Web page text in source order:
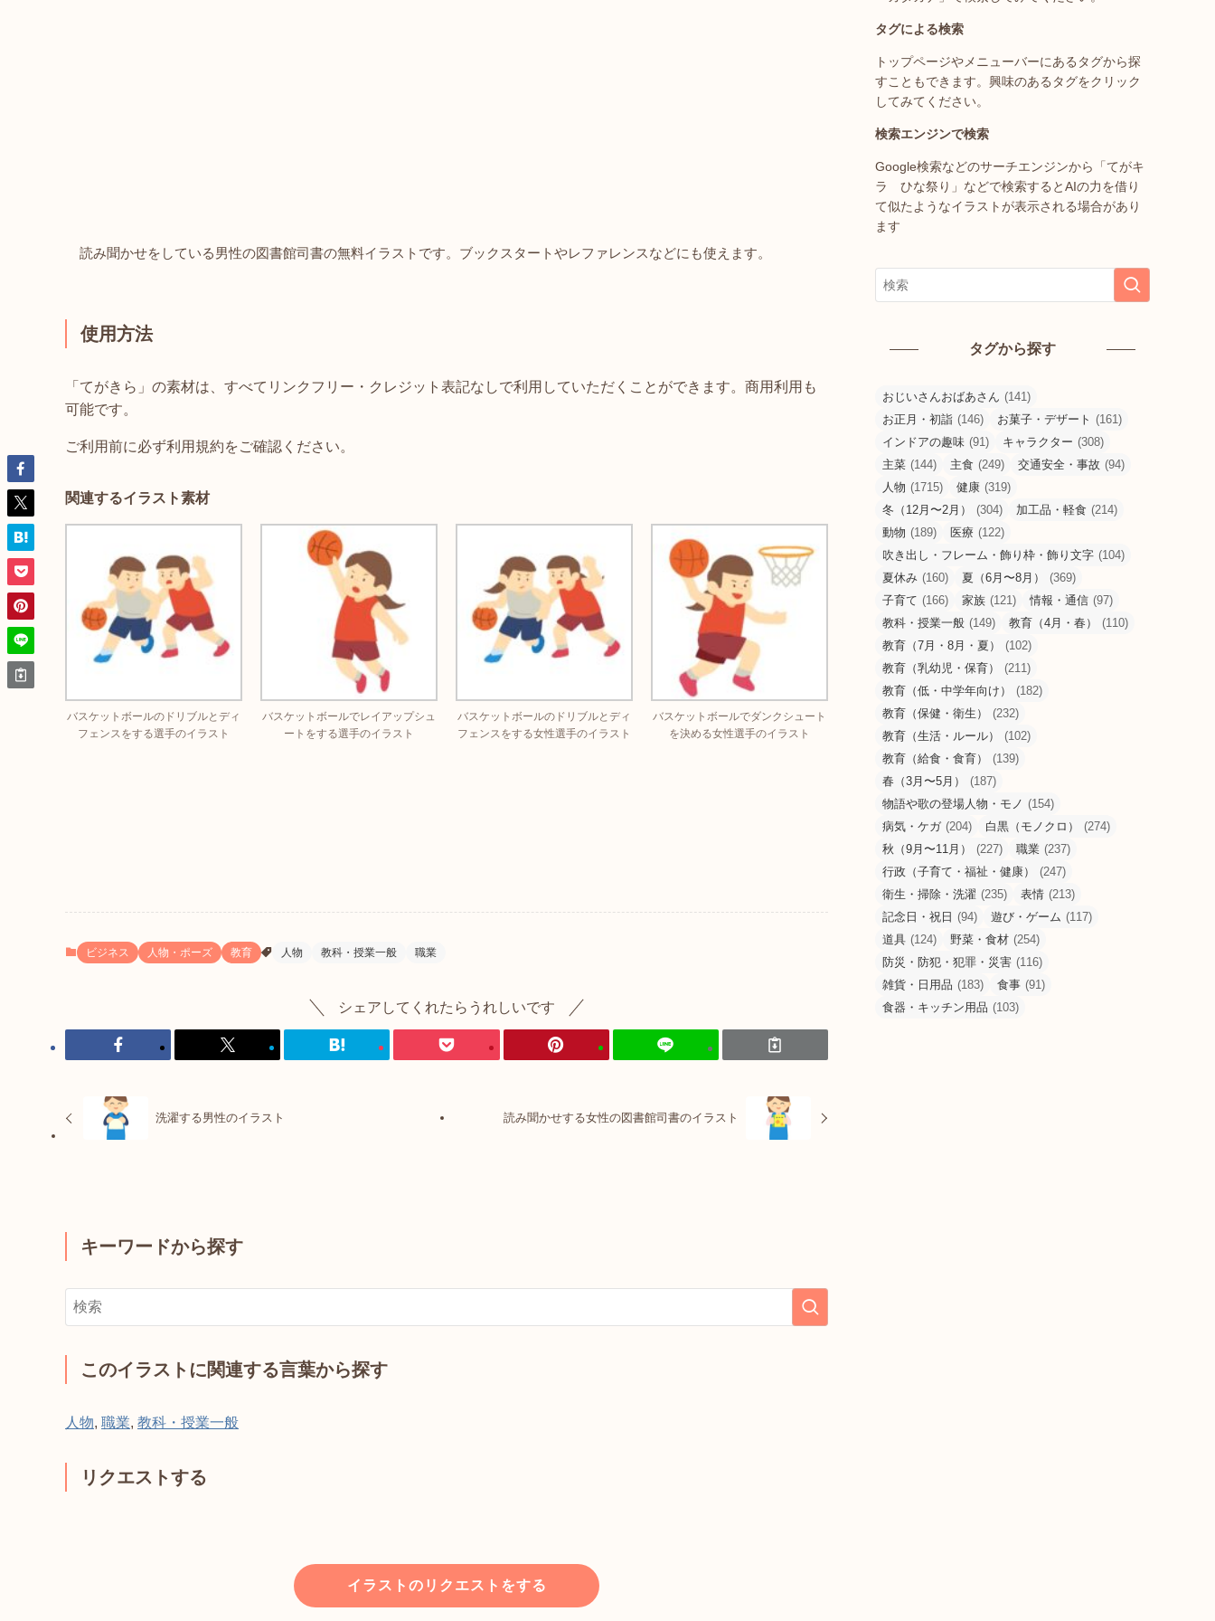
読み聞かせをしている男性の図書館司書の無料イラストです。ブックスタートやレファレンスなどにも使えます。
使用方法
「てがきら」の素材は、すべてリンクフリー・クレジット表記なしで利用していただくことができます。商用利用も
可能です。
ご利用前に必ず利用規約をご確認ください。
関連するイラスト素材
バスケットボールのドリブルとディ
フェンスをする選手のイラスト
バスケットボールでレイアップシュ
ートをする選手のイラスト
バスケットボールのドリブルとディ
フェンスをする女性選手のイラスト
バスケットボールでダンクシュート
を決める女性選手のイラスト
ビジネス 人物・ポーズ 教育 人物 教科・授業一般 職業
シェアしてくれたらうれしいです
洗濯する男性のイラスト 読み聞かせする女性の図書館司書のイラスト
キーワードから探す
このイラストに関連する言葉から探す
人物, 職業, 教科・授業一般
リクエストする
イラストのリクエストをする
タグによる検索
トップページやメニューバーにあるタグから探
すこともできます。興味のあるタグをクリック
してみてください。
検索エンジンで検索
Google検索などのサーチエンジンから「てがキ
ラ ひな祭り」などで検索するとAIの力を借り
て似たようなイラストが表示される場合があり
ます
タグから探す
おじいさんおばあさん (141)
お正月・初詣 (146) お菓子・デザート (161)
インドアの趣味 (91) キャラクター (308)
主菜 (144) 主食 (249) 交通安全・事故 (94)
人物 (1715) 健康 (319)
冬（12月〜2月）
(304) 加工品・軽食 (214)
動物 (189) 医療 (122)
吹き出し・フレーム・飾り枠・飾り文字 (104)
夏休み (160) 夏（6月〜8月）
(369)
子育て (166) 家族 (121) 情報・通信 (97)
教科・授業一般 (149) 教育（4月・春）
(110)
教育（7月・8月・夏）
(102)
教育（乳幼児・保育）
(211)
教育（低・中学年向け）
(182)
教育（保健・衛生）
(232)
教育（生活・ルール）
(102)
教育（給食・食育）
(139)
春（3月〜5月）
(187)
物語や歌の登場人物・モノ (154)
病気・ケガ (204) 白黒（モノクロ）
(274)
秋（9月〜11月）
(227) 職業 (237)
行政（子育て・福祉・健康）
(247)
衛生・掃除・洗濯 (235) 表情 (213)
記念日・祝日 (94) 遊び・ゲーム (117)
道具 (124) 野菜・食材 (254)
防災・防犯・犯罪・災害 (116)
雑貨・日用品 (183) 食事 (91)
食器・キッチン用品 (103)